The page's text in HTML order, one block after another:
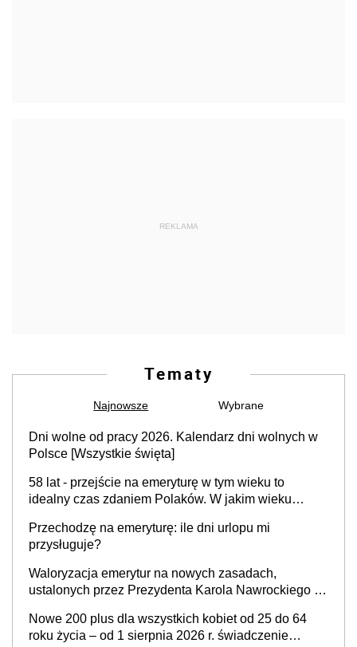
REKLAMA
Tematy
Najnowsze Wybrane
Dni wolne od pracy 2026. Kalendarz dni wolnych w
Polsce [Wszystkie święta]
58 lat - przejście na emeryturę w tym wieku to
idealny czas zdaniem Polaków. W jakim wieku
Przechodzę na emeryturę: ile dni urlopu mi
przysługuje?
Waloryzacja emerytur na nowych zasadach,
ustalonych przez Prezydenta Karola Nawrockiego –
podwyżka świadczeń?
Nowe 200 plus dla wszystkich kobiet od 25 do 64
roku życia – od 1 sierpnia 2026 r. świadczenie